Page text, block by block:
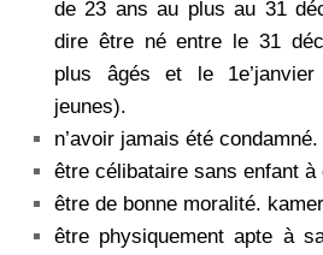
de 23 ans au plus au 31
dire être né entre le 31
plus âgés et le
jeunes).
n’avoir jamais été condamné.
être célibataire sans enfant à
être de bonne moralité.
être physiquement apte à